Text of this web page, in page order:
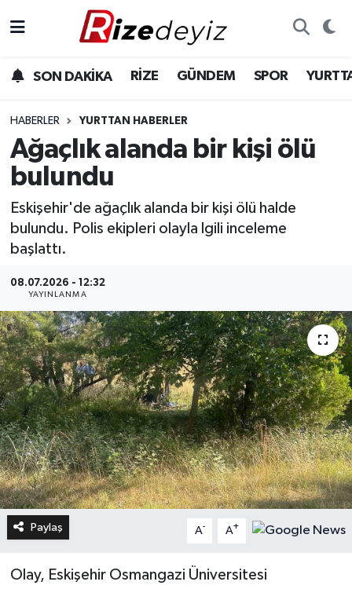
SON DAKİKA RİZE GÜNDEM SPOR
HABERLER YURTTAN HABERLER
Ağaçlık alanda bir kişi ölü
bulundu
Eskişehir'de ağaçlık alanda bir kişi ölü halde
bulundu. Polis ekipleri olayla lgili inceleme
başlattı.
08.07.2026 - 12:32
YAYINLANMA
Paylaş A- A+
Olay, Eskişehir Osmangazi Üniversitesi
Gündem
Yurttan Haberler
Ekonomi
Teknoloji
Rize Hava Durumu
Rize Trafik Yoğunluk Haritası
Süper Lig Puan Durumu ve Fikstür
Tüm Manşetler
Haber Arşivi